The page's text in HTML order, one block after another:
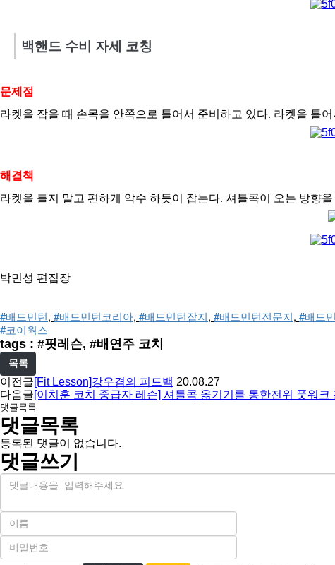
백핸드 수비 자세 코칭
문제점
라켓을 잡을 때 손목을 안쪽으로 틀어서 준비하고 있다. 라켓을 틀
해결책
라켓을 틀지 말고 편하게 악수 하듯이 잡는다. 셔틀콕이 오는 방향
박민성 편집장
#배드민턴, #배드민턴코리아, #배드민턴잡지, #배드민턴전문지, #배드
#코이웍스
tags : #핏레슨, #배연주 코치
목록
이전글[Fit Lesson]강우겸의 피드백 20.08.27
다음글[이치훈 코치 중급자 레슨] 셔틀콕 옮기기를 통한전위 풋워크
댓글목록
댓글목록
등록된 댓글이 없습니다.
댓글쓰기
내
이
필
수
비
밀